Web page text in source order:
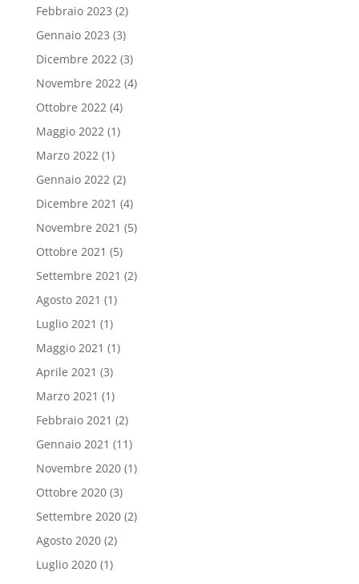
Febbraio 2023 (2)
Gennaio 2023 (3)
Dicembre 2022 (3)
Novembre 2022 (4)
Ottobre 2022 (4)
Maggio 2022 (1)
Marzo 2022 (1)
Gennaio 2022 (2)
Dicembre 2021 (4)
Novembre 2021 (5)
Ottobre 2021 (5)
Settembre 2021 (2)
Agosto 2021 (1)
Luglio 2021 (1)
Maggio 2021 (1)
Aprile 2021 (3)
Marzo 2021 (1)
Febbraio 2021 (2)
Gennaio 2021 (11)
Novembre 2020(1)
Ottobre 2020(3)
Settembre 2020(2)
Agosto 2020(2)
Luglio 2020(1)